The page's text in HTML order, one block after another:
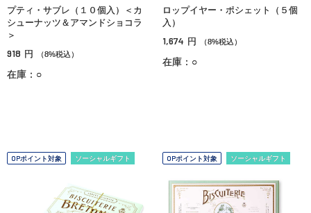
プティ・サブレ（１０個入）＜カ
シューナッツ＆アマンドショコラ
＞
918 円 （8%税込）
在庫：○
ロップイヤー・ポシェット（５個
入）
1,674 円 （8%税込）
在庫：○
OPポイント対象 ソーシャルギフト OPポイント対象 ソーシャルギフト